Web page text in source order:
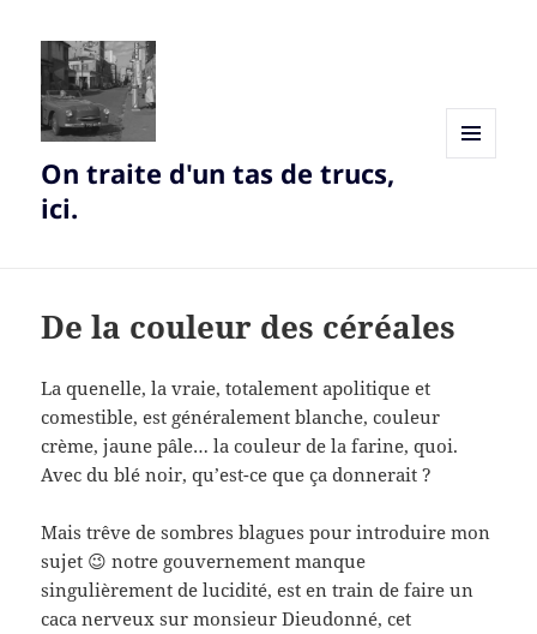
On traite d'un tas de trucs,
ici.
De la couleur des céréales
La quenelle, la vraie, totalement apolitique et
comestible, est généralement blanche, couleur
crème, jaune pâle… la couleur de la farine, quoi.
Avec du blé noir, qu’est-ce que ça donnerait ?
Mais trêve de sombres blagues pour introduire mon
sujet 😉 notre gouvernement manque
singulièrement de lucidité, est en train de faire un
caca nerveux sur monsieur Dieudonné, cet